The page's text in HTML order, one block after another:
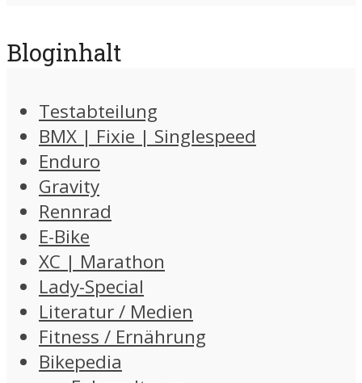
Bloginhalt
Testabteilung
BMX | Fixie | Singlespeed
Enduro
Gravity
Rennrad
E-Bike
XC | Marathon
Lady-Special
Literatur / Medien
Fitness / Ernährung
Bikepedia